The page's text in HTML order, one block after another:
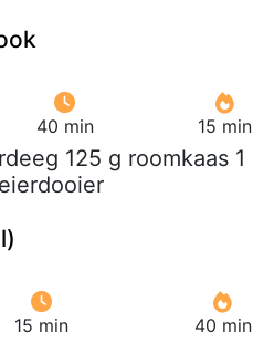
40 min 15 min
125 g roomkaas 1
15 min 40 min